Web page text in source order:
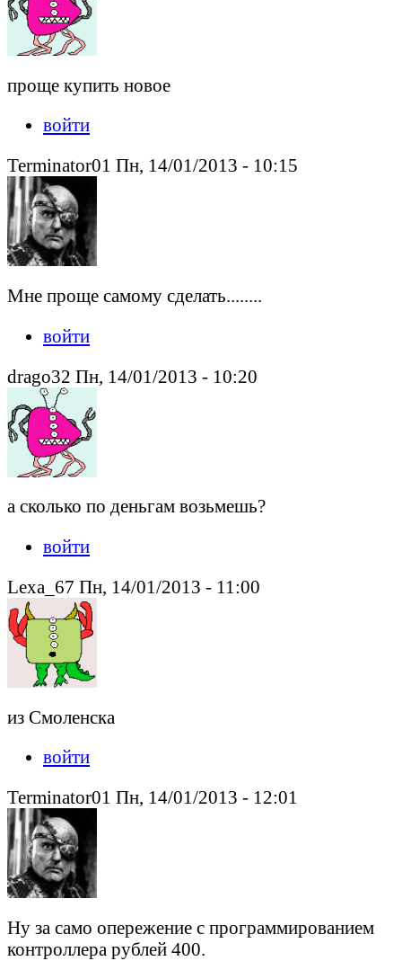
проще купить новое
войти
Terminator01 Пн, 14/01/2013 - 10:15
Мне проще самому сделать........
войти
drago32 Пн, 14/01/2013 - 10:20
а сколько по деньгам возьмешь?
войти
Lexa_67 Пн, 14/01/2013 - 11:00
из Смоленска
войти
Terminator01 Пн, 14/01/2013 - 12:01
Ну за само опережение с программированием
контроллера рублей 400.